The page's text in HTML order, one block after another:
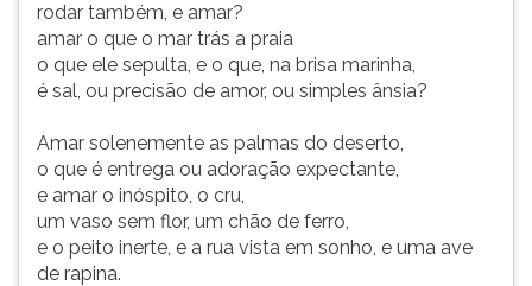
rodar também, e amar?
amar o que o mar trás a praia
o que ele sepulta, e o que, na brisa marinha,
é sal, ou precisão de amor, ou simples ânsia?
Amar solenemente as palmas do deserto,
o que é entrega ou adoração expectante,
e amar o inóspito, o cru,
um vaso sem flor, um chão de ferro,
e o peito inerte, e a rua vista em sonho, e uma ave
de rapina.